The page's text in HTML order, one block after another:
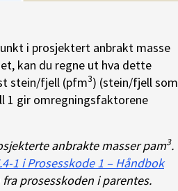
i prosjektert anbrakt masse
kan du regne ut hva dette
stein/fjell (pfm3) (stein/fjell som
1 gir omregningsfaktorene
anbrakte masser pam3.
1 i Prosesskode 1 – Håndbok
fra prosesskoden i parentes.